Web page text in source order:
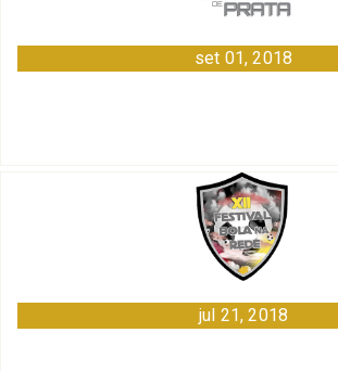
set 01, 2018
jul 21, 2018